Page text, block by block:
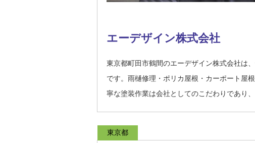
エーデザイン株式会社
東京都町田市鶴間のエーデザイン株式会社は
です。雨樋修理・ポリカ屋根・カーポート屋
寧な塗装作業は会社としてのこだわりであり、
東京都